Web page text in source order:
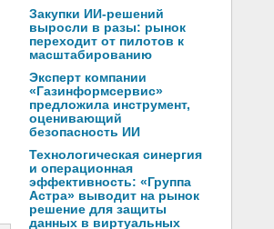
Закупки ИИ-решений
выросли в разы: рынок
переходит от пилотов к
масштабированию
Эксперт компании
«Газинформсервис»
предложила инструмент,
оценивающий
безопасность ИИ
Технологическая синергия
и операционная
эффективность: «Группа
Астра» выводит на рынок
решение для защиты
данных в виртуальных